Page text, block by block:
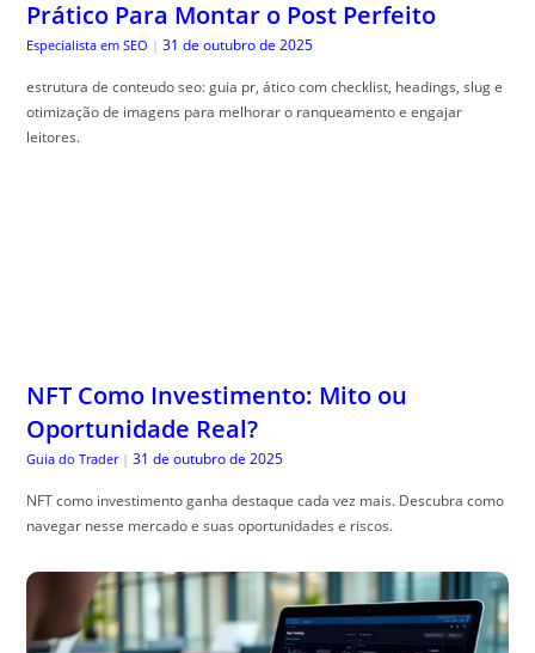
Prático Para Montar o Post Perfeito
Especialista em SEO | 31 de outubro de 2025
estrutura de conteudo seo: guia pr, ático com checklist, headings, slug e
otimização de imagens para melhorar o ranqueamento e engajar
leitores.
NFT Como Investimento: Mito ou
Oportunidade Real?
Guia do Trader | 31 de outubro de 2025
NFT como investimento ganha destaque cada vez mais. Descubra como
navegar nesse mercado e suas oportunidades e riscos.